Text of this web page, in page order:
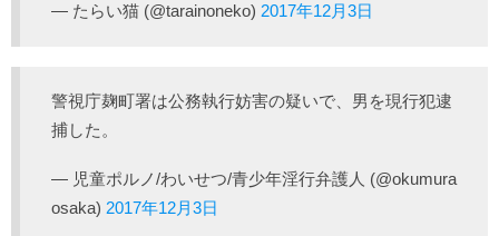
— たらい猫 (@tarainoneko) 2017年12月3日
警視庁麹町署は公務執行妨害の疑いで、男を現行犯逮
捕した。
— 児童ポルノ/わいせつ/青少年淫行弁護人 (@okumura
osaka) 2017年12月3日